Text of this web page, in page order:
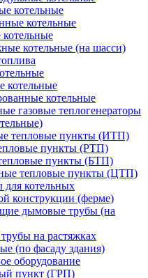
котельные
котельные
котельные (на шасси)
котельные
котельные
газовые теплогенераторы
тепловые пункты (ИТП)
пункты (РТП)
пункты (БТП)
тепловые пункты (ЦТП)
котельных
конструкции (ферме)
дымовые трубы (на
на растяжках
(по фасаду здания)
оборудование
пункт (ГРП)